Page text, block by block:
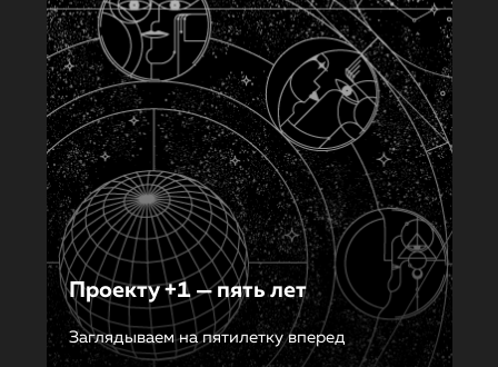
Проекту +1 — пять лет
Заглядываем на пятилетку вперед